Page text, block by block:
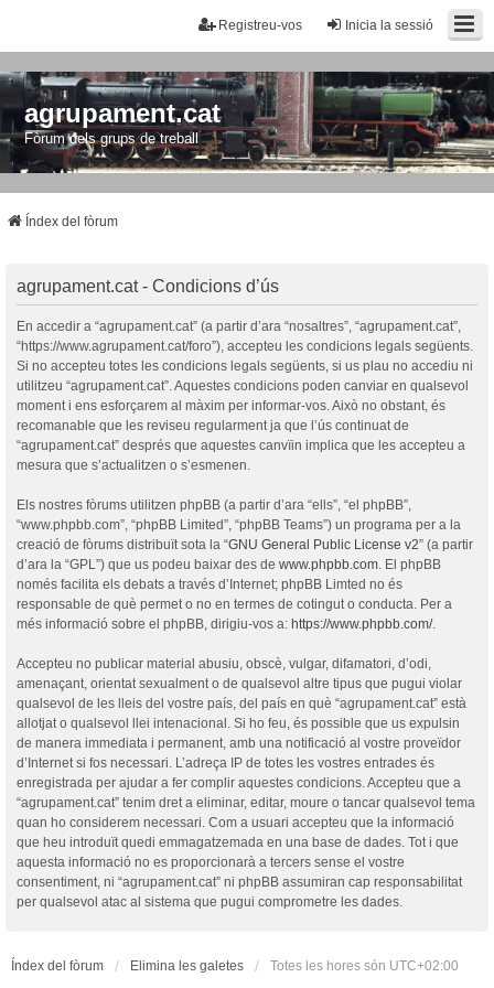
Inicia la sessió
Registreu-vos
agrupament.cat
Fòrum dels grups de treball
Índex del fòrum
agrupament.cat - Condicions d’ús
En accedir a “agrupament.cat” (a partir d’ara “nosaltres”, “agrupament.cat”,
“https://www.agrupament.cat/foro”), accepteu les condicions legals següents.
Si no accepteu totes les condicions legals següents, si us plau no accediu ni
utilitzeu “agrupament.cat”. Aquestes condicions poden canviar en qualsevol
moment i ens esforçarem al màxim per informar-vos. Això no obstant, és
recomanable que les reviseu regularment ja que l’ús continuat de
“agrupament.cat” després que aquestes canvïin implica que les accepteu a
mesura que s’actualitzen o s’esmenen.
Els nostres fòrums utilitzen phpBB (a partir d’ara “ells”, “el phpBB”,
“www.phpbb.com”, “phpBB Limited”, “phpBB Teams”) un programa per a la
creació de fòrums distribuït sota la “GNU General Public License v2” (a partir
d’ara la “GPL”) que us podeu baixar des de www.phpbb.com . El phpBB
només facilita els debats a través d’Internet; phpBB Limted no és
responsable de què permet o no en termes de cotingut o conducta. Per a
més informació sobre el phpBB, dirigiu-vos a: https://www.phpbb.com/.
Accepteu no publicar material abusiu, obscè, vulgar, difamatori, d’odi,
amenaçant, orientat sexualment o de qualsevol altre tipus que pugui violar
qualsevol de les lleis del vostre país, del país en què “agrupament.cat” està
allotjat o qualsevol llei intenacional. Si ho feu, és possible que us expulsin
de manera immediata i permanent, amb una notificació al vostre proveïdor
d’Internet si fos necessari. L’adreça IP de totes les vostres entrades és
enregistrada per ajudar a fer complir aquestes condicions. Accepteu que a
“agrupament.cat” tenim dret a eliminar, editar, moure o tancar qualsevol tema
quan ho considerem necessari. Com a usuari accepteu que la informació
que heu introduït quedi emmagatzemada en una base de dades. Tot i que
aquesta informació no es proporcionarà a tercers sense el vostre
consentiment, ni “agrupament.cat” ni phpBB assumiran cap responsabilitat
per qualsevol atac al sistema que pugui comprometre les dades.
Índex del fòrum Elimina les galetes Totes les hores són UTC+02:00